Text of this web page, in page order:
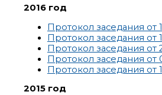
2016 год
Протокол заседания от
Протокол заседания от
Протокол заседания от
Протокол заседания от
Протокол заседания от
2015 год